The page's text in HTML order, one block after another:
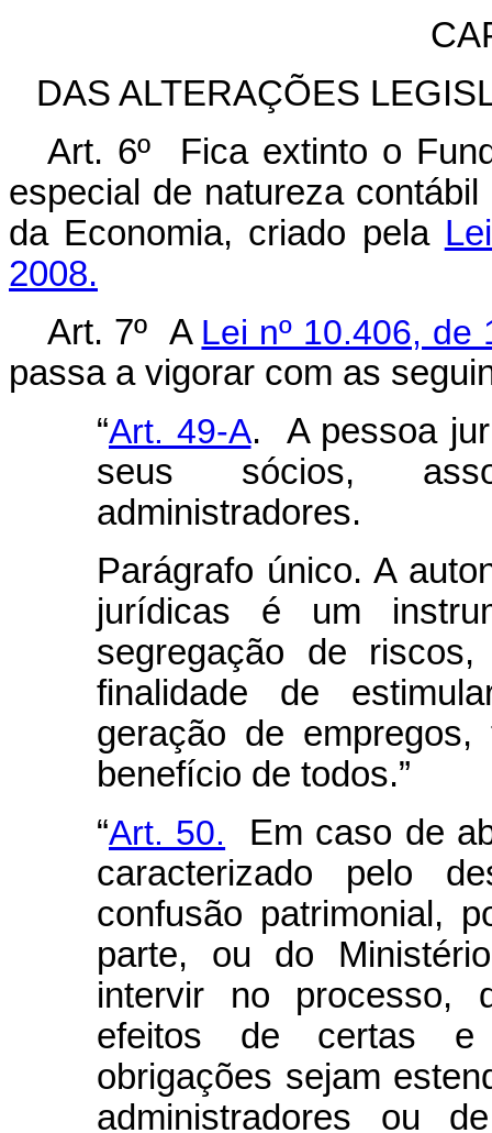
DAS ALTERAÇÕES
Art. 6º Fica extinto o
especial de natureza
da Economia, criado pela
2008.
Art. 7º A Lei nº 10.406, de
passa a vigorar com as
“Art. 49-A. A pessoa
seus sócios,
administradores.
Parágrafo único. A
jurídicas é um
segregação de
finalidade de
geração de
benefício de todos.”
“Art. 50. Em caso de
caracterizado pelo
confusão patrimonial,
parte, ou do
intervir no processo,
efeitos de certas e
obrigações sejam
administradores ou